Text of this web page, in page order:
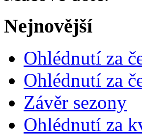
Nejnovější
Ohlédnutí za
Ohlédnutí za
Závěr sezony
Ohlédnutí za